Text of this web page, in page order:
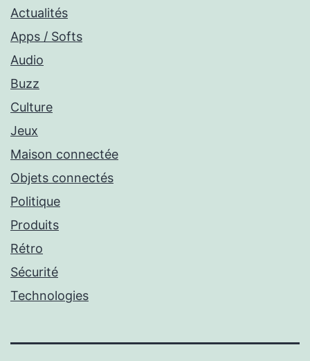
Actualités
Apps / Softs
Audio
Buzz
Culture
Jeux
Maison connectée
Objets connectés
Politique
Produits
Rétro
Sécurité
Technologies